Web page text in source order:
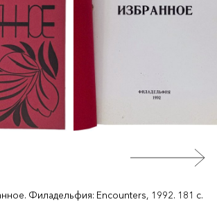
Филадельфия: Encounters, 1992. 181 с.